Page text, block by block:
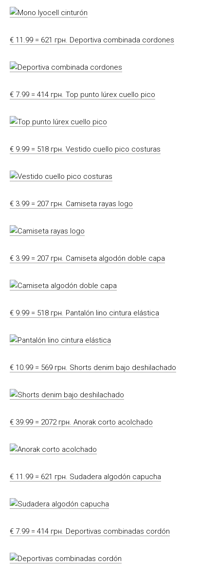
€ 11.99 = 621 грн. Deportiva combinada cordones
€ 7.99 = 414 грн. Top punto lúrex cuello pico
€ 9.99 = 518 грн. Vestido cuello pico costuras
€ 3.99 = 207 грн. Camiseta rayas logo
€ 3.99 = 207 грн. Camiseta algodón doble capa
€ 9.99 = 518 грн. Pantalón lino cintura elástica
€ 10.99 = 569 грн. Shorts denim bajo deshilachado
€ 39.99 = 2072 грн. Anorak corto acolchado
€ 11.99 = 621 грн. Sudadera algodón capucha
€ 7.99 = 414 грн. Deportivas combinadas cordón